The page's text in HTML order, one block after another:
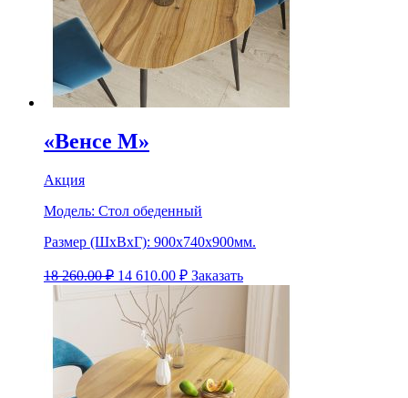
«Венсе М»
Акция
Модель: Стол обеденный
Размер (ШхВхГ): 900х740х900мм.
18 260.00₽ 14 610.00 ₽ Заказать